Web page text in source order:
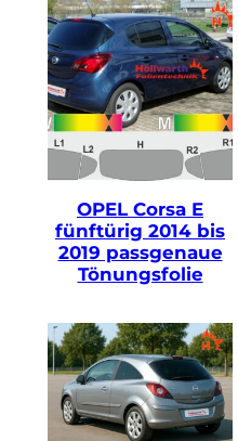
OPEL Corsa E
fünftürig 2014 bis
2019 passgenaue
Tönungsfolie